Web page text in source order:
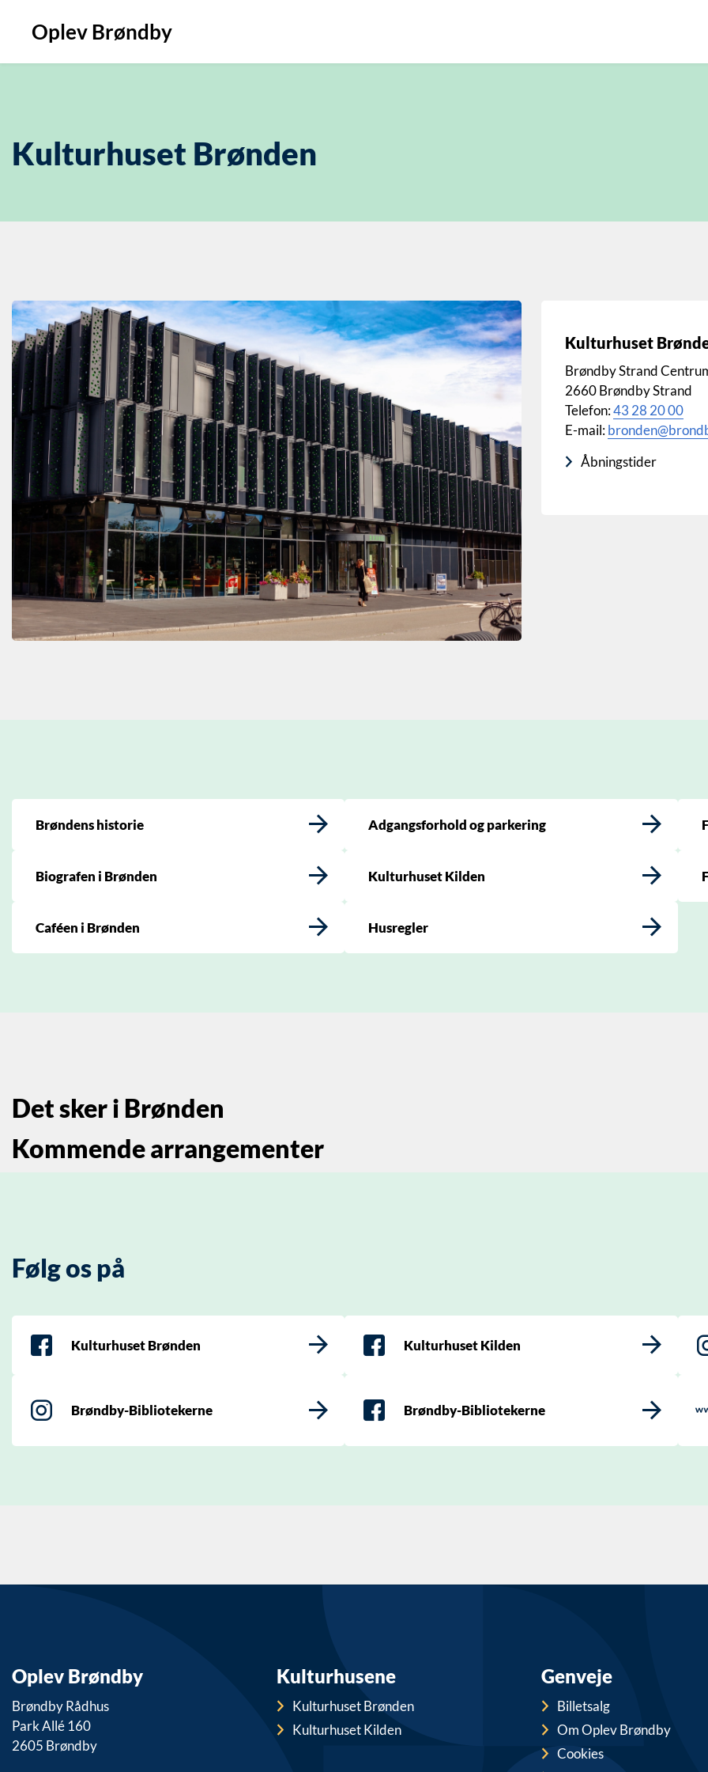
Oplev Brøndby
Kulturhuset Brønden
Kulturhuset
Brøndby Strand
2660 Brøndby Strand
Telefon:43 28 20 00
E-mail:
Åbningstider
Brøndens historie Adgangsforhold og parkering
Biografen i Brønden Kulturhuset Kilden
Caféen i Brønden Husregler
Det sker i Brønden
Kommende arrangementer
Følg os på
Kulturhuset Brønden Kulturhuset Kilden
Brøndby-Bibliotekerne Brøndby-Bibliotekerne
Oplev Brøndby
Brøndby Rådhus
Park Allé 160
2605 Brøndby
Kulturhusene
Kulturhuset Brønden
Kulturhuset Kilden
Genveje
Billetsalg
Om Oplev Brøndby
Cookies